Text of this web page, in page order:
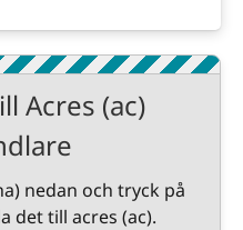
Acres (ac)
nedan och tryck på
det till acres (ac).